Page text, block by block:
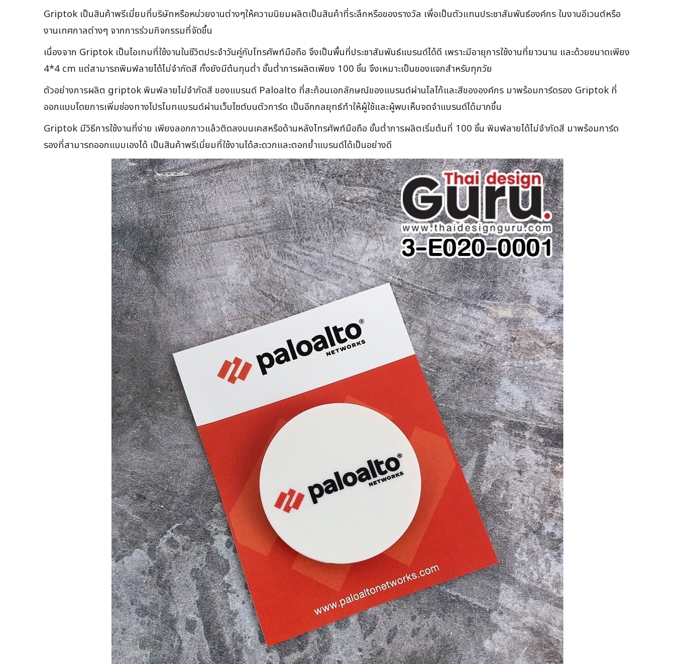
Griptok เป็นสินค้าพรีเมี่ยมที่บริษัทหรือหน่วยงานต่างๆให้ความนิยมผลิตเป็นสินค้าที่ระลึกหรือของรางวัล เพื่อเป็นตัวแทนประชาสัมพันธ์องค์กร ในงานอีเวนต์หรือ
งานเทศกาลต่างๆ จากการร่วมกิจกรรมที่จัดขึ้น
เนื่องจาก Griptok เป็นไอเทมที่ใช้งานในชีวิตประจำวันคู่กับโทรศัพท์มือถือ จึงเป็นพื้นที่ประชาสัมพันธ์แบรนด์ได้ดี เพราะมีอายุการใช้งานที่ยาวนาน และด้วยขนาดเพียง
4*4 cm แต่สามารถพิมพ์ลายได้ไม่จำกัดสี ทั้งยังมีต้นทุนต่ำ ขั้นต่ำการผลิตเพียง 100 ชิ้น จึงเหมาะเป็นของแจกสำหรับทุกวัย
ตัวอย่างการผลิต griptok พิมพ์ลายไม่จำกัดสี ของแบรนด์ Paloalto ที่สะท้อนเอกลักษณ์ของแบรนด์ผ่านโลโก้และสีขององค์กร มาพร้อมการ์ดรอง Griptok ที่
ออกแบบโดยการเพิ่มช่องทางโปรโมทแบรนด์ผ่านเว็บไซต์บนตัวการ์ด เป็นอีกกลยุทธ์ทำให้ผู้ใช้และผู้พบเห็นจดจำแบรนด์ได้มากขึ้น
Griptok มีวิธีการใช้งานที่ง่าย เพียงลอกกาวแล้วติดลงบนเคสหรือด้านหลังโทรศัพท์มือถือ ขั้นต่ำการผลิตเริ่มต้นที่ 100 ชิ้น พิมพ์ลายได้ไม่จำกัดสี มาพร้อมการ์ด
รองที่สามารถออกแบบเองได้ เป็นสินค้าพรีเมี่ยมที่ใช้งานได้สะดวกและตอกย้ำแบรนด์ได้เป็นอย่างดี